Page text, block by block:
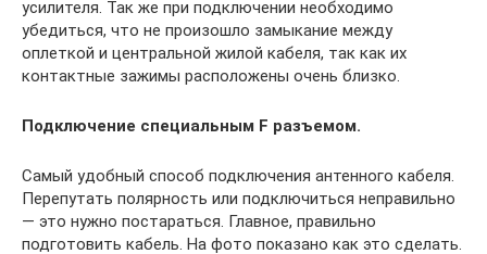
усилителя. Так же при подключении необходимо
убедиться, что не произошло замыкание между
оплеткой и центральной жилой кабеля, так как их
контактные зажимы расположены очень близко.
Подключение специальным F разъемом.
Самый удобный способ подключения антенного кабеля.
Перепутать полярность или подключиться неправильно
— это нужно постараться. Главное, правильно
подготовить кабель. На фото показано как это сделать.